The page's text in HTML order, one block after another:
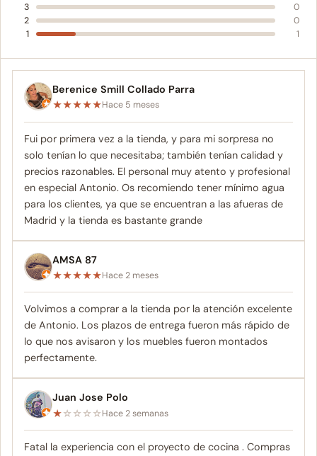
3
0
2
0
1
1
Berenice Smill Collado Parra
★★★★★Hace 5 meses
Fui por primera vez a la tienda, y para mi sorpresa no
solo tenían lo que necesitaba; también tenían calidad y
precios razonables. El personal muy atento y profesional
en especial Antonio. Os recomiendo tener mínimo agua
para los clientes, ya que se encuentran a las afueras de
Madrid y la tienda es bastante grande
AMSA 87
★★★★★Hace 2 meses
Volvimos a comprar a la tienda por la atención excelente
de Antonio. Los plazos de entrega fueron más rápido de
lo que nos avisaron y los muebles fueron montados
perfectamente.
Juan Jose Polo
★☆☆☆☆Hace 2 semanas
Fatal la experiencia con el proyecto de cocina . Compras